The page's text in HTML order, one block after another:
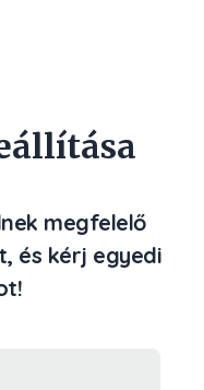
megfelelő
és kérj egyedi